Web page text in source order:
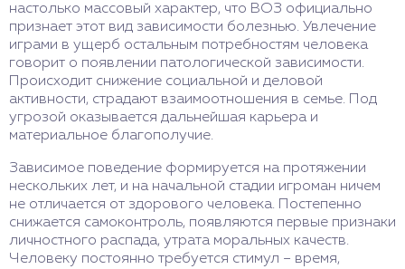
настолько массовый характер, что ВОЗ официально
признает этот вид зависимости болезнью. Увлечение
играми в ущерб остальным потребностям человека
говорит о появлении патологической зависимости.
Происходит снижение социальной и деловой
активности, страдают взаимоотношения в семье. Под
угрозой оказывается дальнейшая карьера и
материальное благополучие.
Зависимое поведение формируется на протяжении
нескольких лет, и на начальной стадии игроман ничем
не отличается от здорового человека. Постепенно
снижается самоконтроль, появляются первые признаки
личностного распада, утрата моральных качеств.
Человеку постоянно требуется стимул – время,